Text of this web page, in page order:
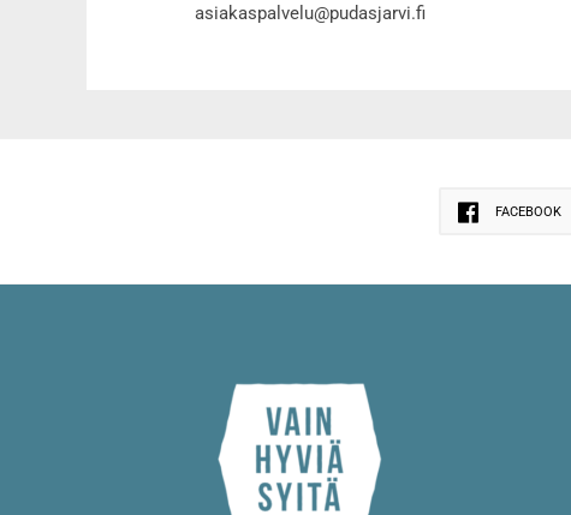
asiakaspalvelu@pudasjarvi.fi
FACEBOOK